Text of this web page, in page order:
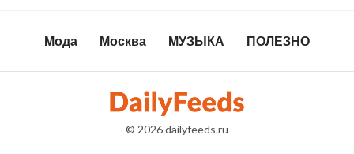
Мода Москва МУЗЫКА ПОЛЕЗНО
© 2026dailyfeeds.ru